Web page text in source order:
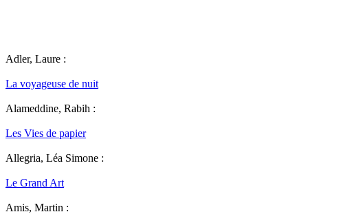
Adler, Laure :
La voyageuse de nuit
Alameddine, Rabih :
Les Vies de papier
Allegria, Léa Simone :
Le Grand Art
Amis, Martin :